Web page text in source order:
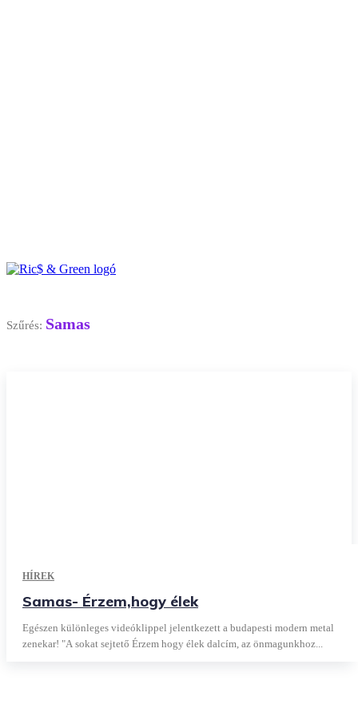
Szűrés: Samas
HÍREK
Samas- Érzem,hogy élek
Egészen különleges videóklippel jelentkezett a budapesti modern metal
zenekar! "A sokat sejtető Érzem hogy élek dalcím, az önmagunkhoz...